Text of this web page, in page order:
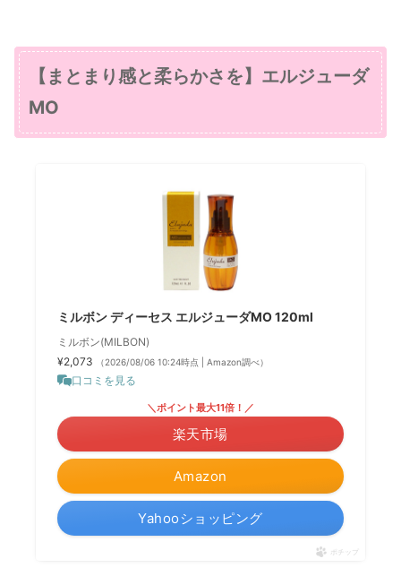
【まとまり感と柔らかさを】エルジューダ
MO
ミルボン ディーセス エルジューダMO 120ml
ミルボン(MILBON)
¥2,073
（2026/08/06 10:24時点 | Amazon調べ）
口コミを見る
Amazon
＼ポイント最大11倍！／
楽天市場
Yahooショッピング
ポチップ